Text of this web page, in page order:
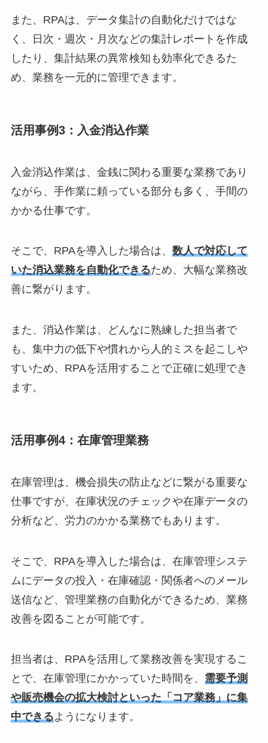
また、RPAは、データ集計の自動化だけではな
く、日次・週次・月次などの集計レポートを作成
したり、集計結果の異常検知も効率化できるた
め、業務を一元的に管理できます。
活用事例3：入金消込作業
入金消込作業は、金銭に関わる重要な業務であり
ながら、手作業に頼っている部分も多く、手間の
かかる仕事です。
そこで、RPAを導入した場合は、 数人で対応して
いた消込業務を自動化できるため、大幅な業務改
善に繋がります。
また、消込作業は、どんなに熟練した担当者で
も、集中力の低下や慣れから人的ミスを起こしや
すいため、RPAを活用することで正確に処理でき
ます。
活用事例4：在庫管理業務
在庫管理は、機会損失の防止などに繋がる重要な
仕事ですが、在庫状況のチェックや在庫データの
分析など、労力のかかる業務でもあります。
そこで、RPAを導入した場合は、在庫管理システ
ムにデータの投入・在庫確認・関係者へのメール
送信など、管理業務の自動化ができるため、業務
改善を図ることが可能です。
担当者は、RPAを活用して業務改善を実現するこ
とで、在庫管理にかかっていた時間を、 需要予測
や販売機会の拡大検討といった「コア業務」に集
中できるようになります。